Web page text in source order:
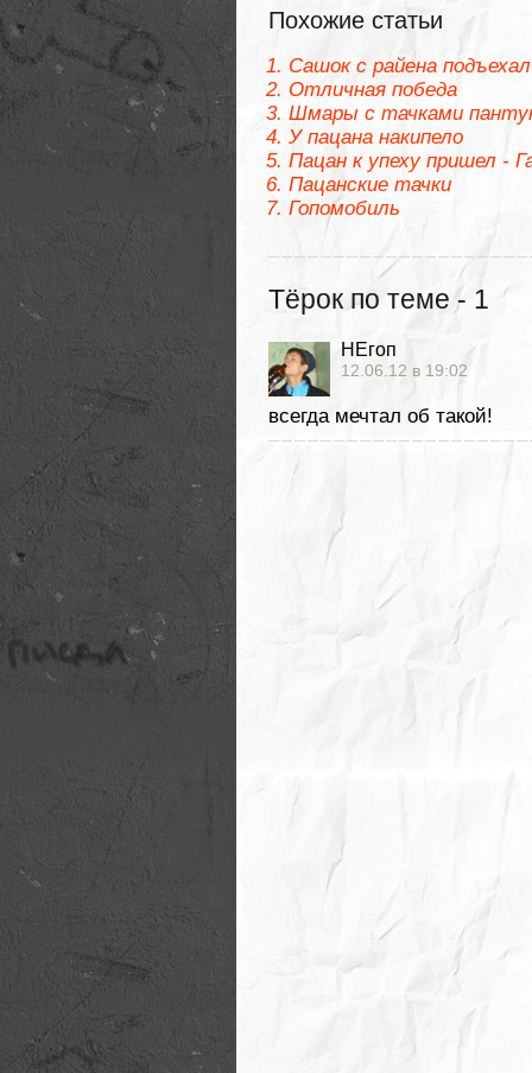
Похожие статьи
Сашок с райена подъехал
Отличная победа
Шмары с тачками
У пацана накипело
Пацан к упеху пришел -
Пацанские тачки
Гопомобиль
Тёрок по теме - 1
НЕгоп
12.06.12 в 19:02
всегда мечтал об такой!